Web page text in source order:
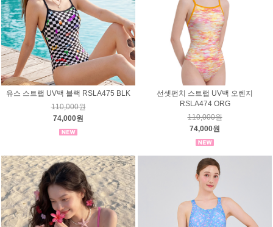
유스 스트랩 UV백 블랙 RSLA475 BLK
110,000원
74,000원
선셋펀치 스트랩 UV백 오렌지
RSLA474 ORG
110,000원
74,000원